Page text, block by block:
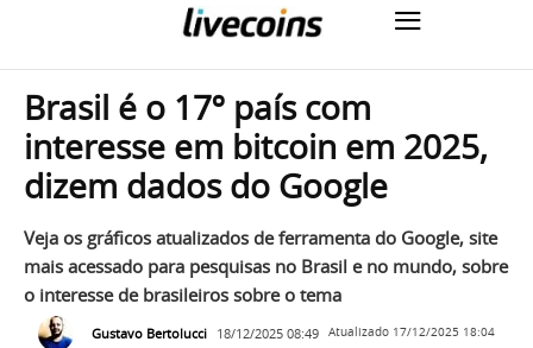
Brasil é o 17º país com
interesse em bitcoin em 2025,
dizem dados do Google
Veja os gráficos atualizados de ferramenta do Google, site
mais acessado para pesquisas no Brasil e no mundo, sobre
o interesse de brasileiros sobre o tema
Gustavo Bertolucci 18/12/2025 08:49 Atualizado 17/12/2025 18:04